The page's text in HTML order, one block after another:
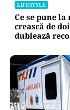
LIFESTYLE
Ce se pune
crească de
dublează